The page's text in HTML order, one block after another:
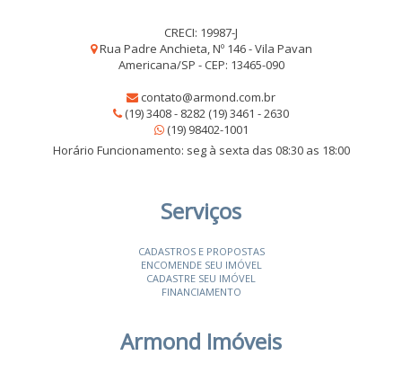
CRECI: 19987-J
Rua Padre Anchieta, Nº 146 - Vila Pavan
Americana/SP - CEP: 13465-090
contato@armond.com.br
(19) 3408 - 8282 (19) 3461 - 2630
(19) 98402-1001
Horário Funcionamento: seg à sexta das 08:30 as 18:00
Serviços
CADASTROS E PROPOSTAS
ENCOMENDE SEU IMÓVEL
CADASTRE SEU IMÓVEL
FINANCIAMENTO
Armond Imóveis